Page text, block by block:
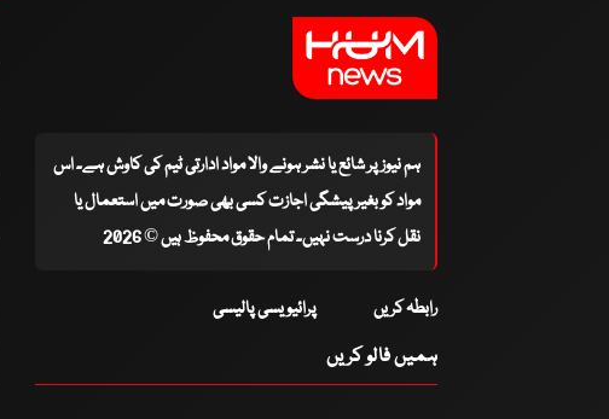
ہم نیوز پر شائع یا نشر ہونے والا مواد ادارتی ٹیم کی کاوش ہے۔ اس
مواد کو بغیر پیشگی اجازت کسی بھی صورت میں استعمال یا
نقل کرنا درست نہیں۔ تمام حقوق محفوظ ہیں © 2026
رابطہ کریں پرائیویسی پالیسی
ہمیں فالو کریں